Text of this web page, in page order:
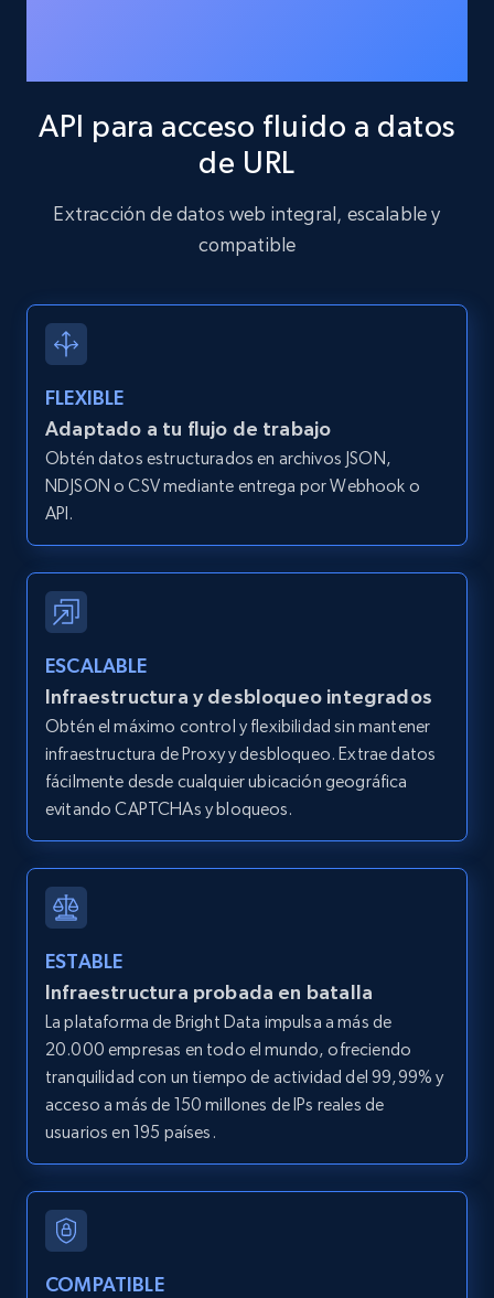
Place id, URL, Country, Name, Category,
more.
Google Maps Businesses data by place id
Place id, URL, Country, Name, Category,
more.
13.2K+ 1.7K+ Prueba gratuita
Google Maps full information - Discover
new records by Customer ID
Place id, URL, Country, Name, Category,
Address, Description, Business details, and
1.7K+ Prueba gratuita
URL, User posted, Description, Hashtags, Num
comments, Date posted, Likes, Photos, and
more.
13.2K+ 1.6K+ Prueba gratuita
Instagram - Posts - Collects posts from a
specific URLs by using profile URL
URL, User posted, Description, Hashtags, Num
comments, Date posted, Likes, Photos, and
more.
API para acceso fluido a datos
de URL
Extracción de datos web integral, escalable y
compatible
FLEXIBLE
Adaptado a tu flujo de trabajo
Obtén datos estructurados en archivos JSON,
NDJSON o CSV mediante entrega por Webhook o
API.
ESCALABLE
Infraestructura y desbloqueo integrados
Obtén el máximo control y flexibilidad sin mantener
infraestructura de Proxy y desbloqueo. Extrae datos
fácilmente desde cualquier ubicación geográfica
evitando CAPTCHAs y bloqueos.
ESTABLE
Infraestructura probada en batalla
La plataforma de Bright Data impulsa a más de
20.000 empresas en todo el mundo, ofreciendo
tranquilidad con un tiempo de actividad del 99,99% y
acceso a más de 150 millones de IPs reales de
usuarios en 195 países.
COMPATIBLE